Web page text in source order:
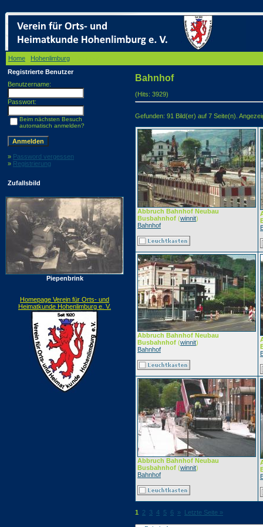
Home Hohenlimburg
Registrierte Benutzer
Benutzername:
Passwort:
Beim nächsten Besuch
automatisch anmelden?
» Password vergessen
» Registrierung
Zufallsbild
Piepenbrink
Homepage Verein für Orts- und
Heimatkunde Hohenlimburg e. V.
Bahnhof
(Hits: 3929)
Gefunden: 91 Bild(er) auf 7 Seite(n).
Abbruch Bahnhof Neubau
Busbahnhof (winnit)
Bahnhof
Abbruch Bahnhof Neubau
Busbahnhof (winnit)
Bahnhof
Abbruch Bahnhof Neubau
Busbahnhof (winnit)
Bahnhof
1 2 3 4 5 6 » Letzte Seite »